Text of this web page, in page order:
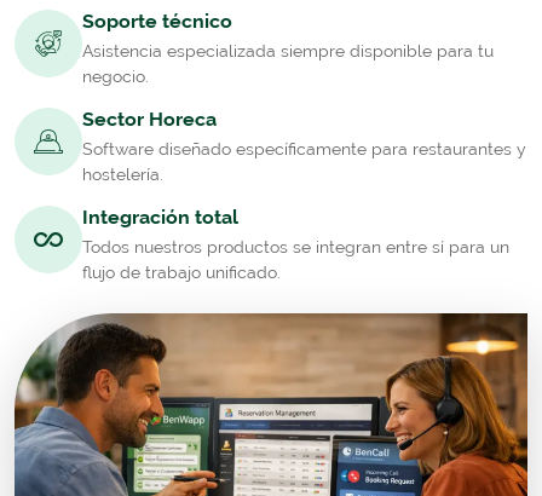
Soporte técnico
Asistencia especializada siempre disponible para tu
negocio.
Sector Horeca
Software diseñado específicamente para restaurantes y
hostelería.
Integración total
Todos nuestros productos se integran entre sí para un
flujo de trabajo unificado.